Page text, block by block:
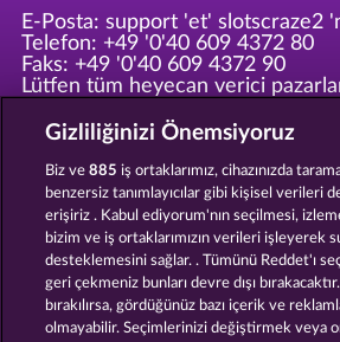
E-Posta: support 'et' slotscraze2
Telefon: +49 '0'40 609 4372 80
Faks: +49 '0'40 609 4372 90
Lütfen tüm heyecan verici
Kayıtlı bulunduğu yer
126 959
CEO: Giovanni Valeriota,
Vergi Kimlik No.: DE294031346
Hüküm ve Koşullar Gizlilik
Gizliliğinizi Önemsiyoruz
Biz ve885 iş ortaklarımız, cihazınızda
benzersiz tanımlayıcılar gibi kişisel verileri
erişiriz . Kabul ediyorum'nın seçilmesi,
bizim ve iş ortaklarımızın verileri işleyerek
desteklemesini sağlar. . Tümünü Reddet'ı
geri çekmeniz bunları devre dışı
bırakılırsa, gördüğünüz bazı içerik ve
olmayabilir. Seçimlerinizi değiştirmek veya